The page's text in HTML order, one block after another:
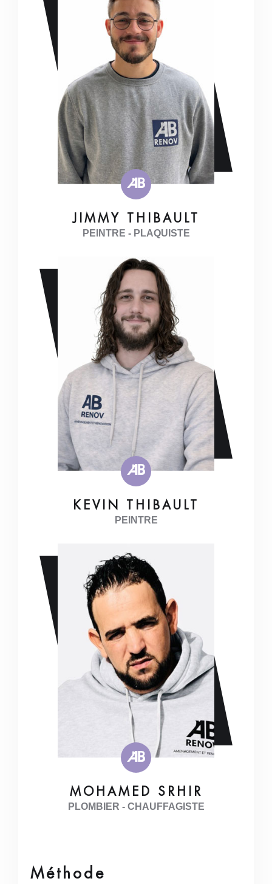
JIMMY THIBAULT
PEINTRE - PLAQUISTE
KEVIN THIBAULT
PEINTRE
MOHAMED SRHIR
PLOMBIER - CHAUFFAGISTE
Méthode